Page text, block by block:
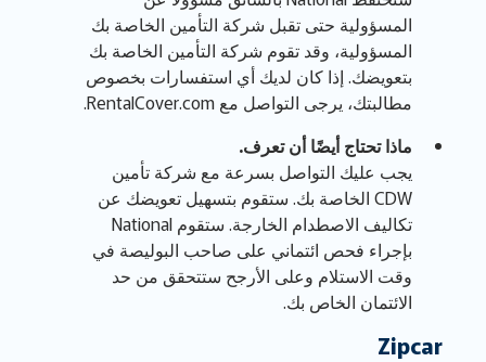
المسؤولية حتى تقبل شركة التأمين الخاصة بك
المسؤولية، وقد تقوم شركة التأمين الخاصة بك
بتعويضك. إذا كان لديك أي استفسارات بخصوص
مطالبتك، يرجى التواصل مع RentalCover.com.
ماذا تحتاج أيضًا أن تعرف.
يجب عليك التواصل بسرعة مع شركة تأمين
CDW الخاصة بك. ستقوم بتسهيل تعويضك عن
تكاليف الاصطدام الخارجة. ستقوم National
بإجراء فحص ائتماني على صاحب البوليصة في
وقت الاستلام وعلى الأرجح ستتحقق من حد
الائتمان الخاص بك.
Zipcar